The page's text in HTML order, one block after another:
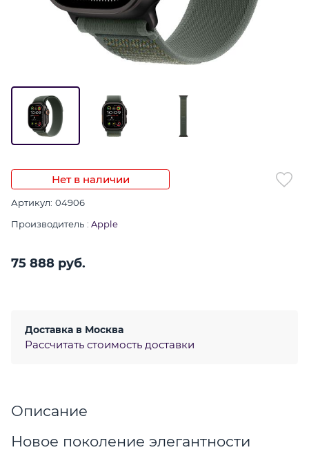
Нет в наличии
Артикул: 04906
Производитель : Apple
75 888 руб.
Доставка в Москва
Рассчитать стоимость доставки
Описание
Новое поколение элегантности